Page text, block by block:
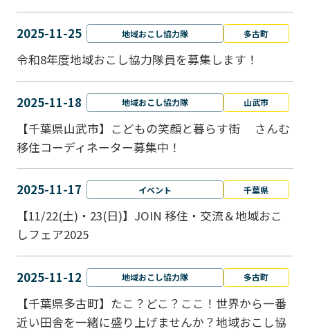
2025-11-25 地域おこし協力隊 多古町
令和8年度地域おこし協力隊員を募集します！
2025-11-18 地域おこし協力隊 山武市
【千葉県山武市】こどもの笑顔と暮らす街 さんむ
移住コーディネーター募集中！
2025-11-17 イベント 千葉県
【11/22(土)・23(日)】JOIN 移住・交流＆地域おこ
しフェア2025
2025-11-12 地域おこし協力隊 多古町
【千葉県多古町】たこ？どこ？ここ！世界から一番
近い田舎を一緒に盛り上げませんか？地域おこし協